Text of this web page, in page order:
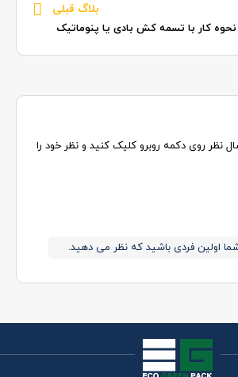
بلاگ قبلی
کار با تسمه کش بادی یا پنوماتیک
نظر روی دکمه روبرو کلیک کنید و نظر خود را
شما اولین فردی باشید که نظر می دهید.